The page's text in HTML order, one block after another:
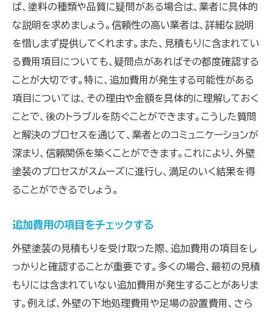
ば、塗料の種類や品質に疑問がある場合は、業者に具体的
な説明を求めましょう。信頼性の高い業者は、詳細な説明
を惜しまず提供してくれます。また、見積もりに含まれてい
る費用項目についても、疑問点があればその都度確認する
ことが大切です。特に、追加費用が発生する可能性がある
項目については、その理由や金額を具体的に理解しておく
ことで、後のトラブルを防ぐことができます。こうした質問
と解決のプロセスを通じて、業者とのコミュニケーションが
深まり、信頼関係を築くことができます。これにより、外壁
塗装のプロセスがスムーズに進行し、満足のいく結果を得
ることができるでしょう。
追加費用の項目をチェックする
外壁塗装の見積もりを受け取った際、追加費用の項目をし
っかりと確認することが重要です。多くの場合、最初の見積
もりには含まれていない追加費用が発生することがありま
す。例えば、外壁の下地処理費用や足場の設置費用、さら